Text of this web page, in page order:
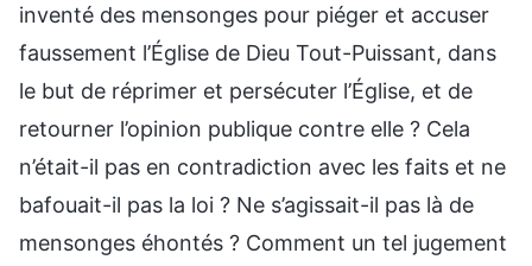
inventé des mensonges pour piéger et accuser
faussement l’Église de Dieu Tout-Puissant, dans
le but de réprimer et persécuter l’Église, et de
retourner l’opinion publique contre elle ? Cela
n’était-il pas en contradiction avec les faits et ne
bafouait-il pas la loi ? Ne s’agissait-il pas là de
mensonges éhontés ? Comment un tel jugement